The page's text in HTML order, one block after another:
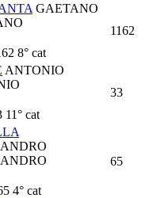
GAETANO
8° cat
1162
ANTONIO
11° cat
33
4° cat
65